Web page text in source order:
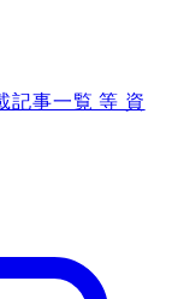
記事一覧 等 資